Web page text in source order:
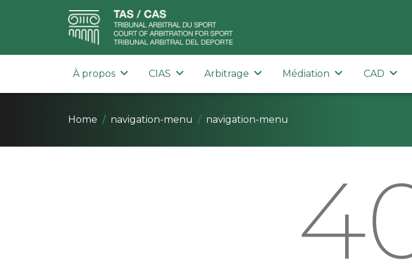
À propos CIAS Arbitrage Médiation CAD
Home navigation-menu navigation-menu